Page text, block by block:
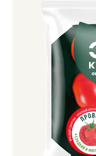
Тотально красный —
который говорит о
Совершенно вкусный —
сладости и лёгкой
Нежная кожица — тонкая,
в салатах и закусках
Ароматный — настоящий
наполнит ваши блюда
Красивый гибрид —
которые станут
Сочная мякоть —